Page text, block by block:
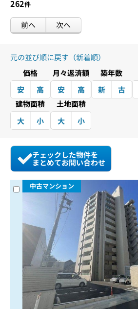
262件
前へ 次へ
元の並び順に戻す（新着順）
価格
安
高
月々返済額
安
高
築年数
新
古
建物面積
大
小
土地面積
大
小
チェックした物件を
まとめてお問い合わせ
中古マンション